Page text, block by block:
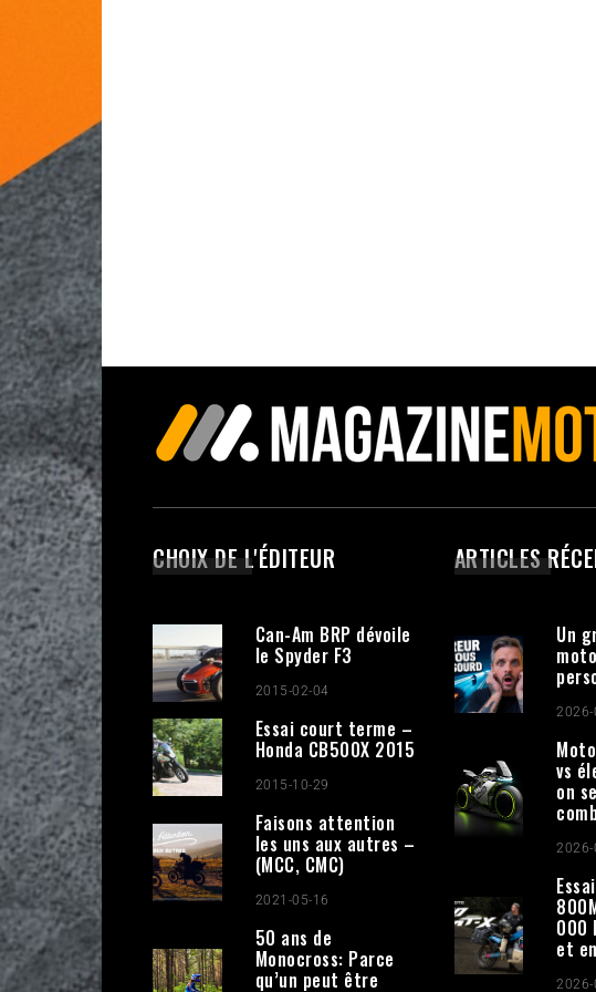
CHOIX DE L'ÉDITEUR
Can-Am BRP dévoile
le Spyder F3
2015-02-04
Essai court terme –
Honda CB500X 2015
2015-10-29
Faisons attention
les uns aux autres –
(MCC, CMC)
2021-05-16
50 ans de
Monocross: Parce
qu’un peut être
ARTICLES
Un
2026-
vs
on
2026-
000
et
2026-